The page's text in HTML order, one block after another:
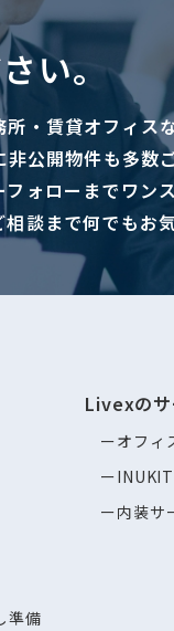
い。
・賃貸オフィス
公開物件も多数ご
ォローまでワン
談まで何でもお
準備
Livexの
オフィ
INUKIT
内装サ